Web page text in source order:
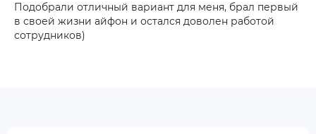
Подобрали отличный вариант для меня, брал первый
в своей жизни айфон и остался доволен работой
сотрудников)